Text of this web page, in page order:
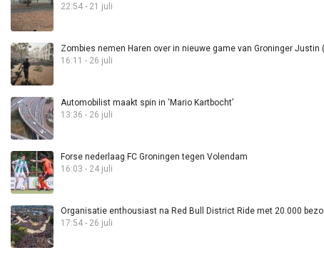
22:54 - 21 juli
Zombies nemen Haren over in nieuwe game van Groninger Justin
16:11 - 26 juli
Automobilist maakt spin in ‘Mario Kartbocht’
13:36 - 26 juli
Forse nederlaag FC Groningen tegen Volendam
16:03 - 24 juli
Organisatie enthousiast na Red Bull District Ride met 20.000
17:54 - 26 juli